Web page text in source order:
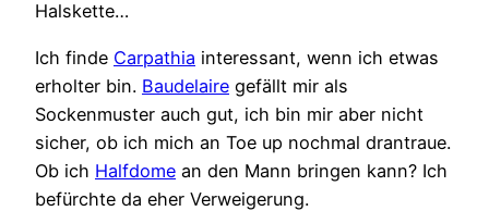
Halskette…
Ich finde Carpathia interessant, wenn ich etwas
erholter bin. Baudelaire gefällt mir als
Sockenmuster auch gut, ich bin mir aber nicht
sicher, ob ich mich an Toe up nochmal drantraue.
Ob ich Halfdome an den Mann bringen kann? Ich
befürchte da eher Verweigerung.